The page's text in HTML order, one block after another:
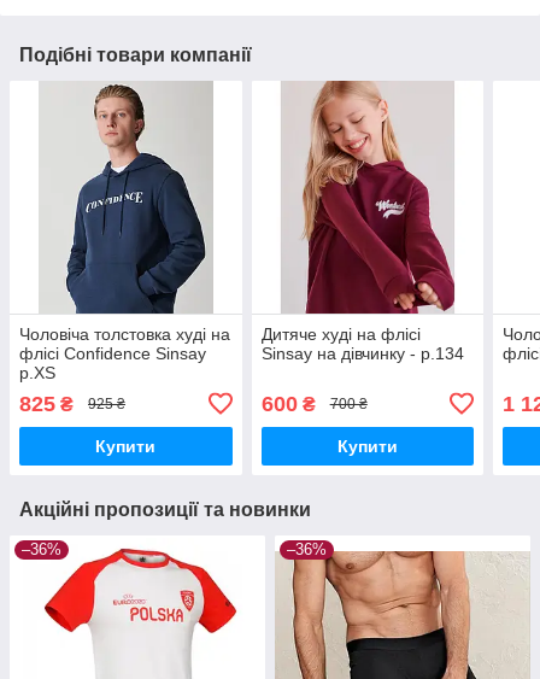
Подібні товари компанії
Чоловіча толстовка худі на
флісі Confidence Sinsay
р.XS
825 ₴ 925 ₴
Купити
Дитяче худі на флісі
Sinsay на дівчинку - р.134
600₴ 700 ₴
Купити
1
Акційні пропозиції та новинки
–36% –36%